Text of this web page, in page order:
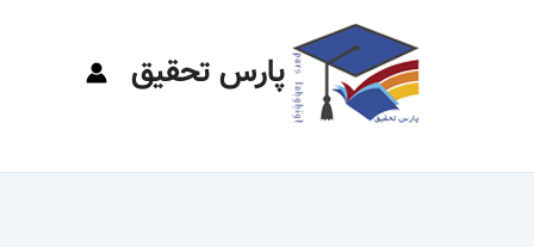
پارس تحقیق